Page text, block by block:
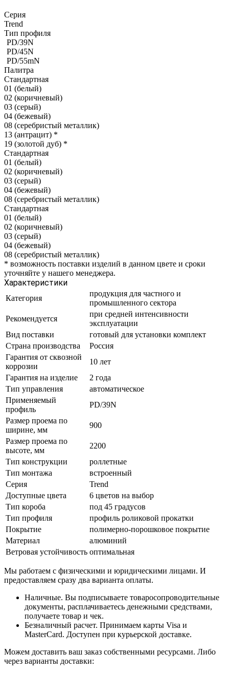
Серия
Trend
Тип профиля
PD/39N
PD/45N
PD/55mN
Палитра
Стандартная
01 (белый)
02 (коричневый)
03 (серый)
04 (бежевый)
08 (серебристый металлик)
13 (антрацит) *
19 (золотой дуб) *
Стандартная
01 (белый)
02 (коричневый)
03 (серый)
04 (бежевый)
08 (серебристый металлик)
Стандартная
01 (белый)
02 (коричневый)
03 (серый)
04 (бежевый)
08 (серебристый металлик)
* возможность поставки изделий в данном цвете и сроки
уточняйте у нашего менеджера.
Характеристики
Категория
продукция для частного и
промышленного сектора
Рекомендуется
при средней интенсивности
эксплуатации
Вид поставки
готовый для установки комплект
Страна производства
Россия
Гарантия от сквозной
коррозии
10 лет
Гарантия на изделие
2 года
Тип управления
автоматическое
Применяемый
профиль
PD/39N
Размер проема по
ширине, мм
900
Размер проема по
высоте, мм
2200
Тип конструкции
роллетные
Тип монтажа
встроенный
Серия
Trend
Доступные цвета
6 цветов на выбор
Тип короба
под 45 градусов
Тип профиля
профиль роликовой прокатки
Покрытие
полимерно-порошковое покрытие
Материал
алюминий
Ветровая устойчивость оптимальная
Мы работаем с физическими и юридическими лицами. И
предоставляем сразу два варианта оплаты.
Наличные. Вы подписываете товаросопроводительные
документы, расплачиваетесь денежными средствами,
получаете товар и чек.
Безналичный расчет. Принимаем карты Visa и
MasterCard. Доступен при курьерской доставке.
Можем доставить ваш заказ собственными ресурсами. Либо
через варианты доставки: